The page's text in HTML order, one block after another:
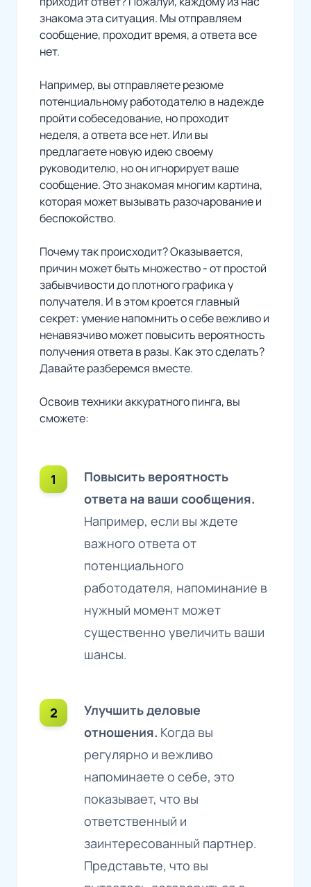
знакома эта ситуация. Мы отправляем
сообщение, проходит время, а ответа все
нет.
Например, вы отправляете резюме
потенциальному работодателю в надежде
пройти собеседование, но проходит
неделя, а ответа все нет. Или вы
предлагаете новую идею своему
руководителю, но он игнорирует ваше
сообщение. Это знакомая многим картина,
которая может вызывать разочарование и
беспокойство.
Почему так происходит? Оказывается,
причин может быть множество - от простой
забывчивости до плотного графика у
получателя. И в этом кроется главный
секрет: умение напомнить о себе вежливо и
ненавязчиво может повысить вероятность
получения ответа в разы. Как это сделать?
Давайте разберемся вместе.
Освоив техники аккуратного пинга, вы
сможете:
Повысить вероятность
ответа на ваши сообщения.
Например, если вы ждете
важного ответа от
потенциального
работодателя, напоминание в
нужный момент может
существенно увеличить ваши
шансы.
Улучшить деловые
отношения. Когда вы
регулярно и вежливо
напоминаете о себе, это
показывает, что вы
ответственный и
заинтересованный партнер.
Представьте, что вы